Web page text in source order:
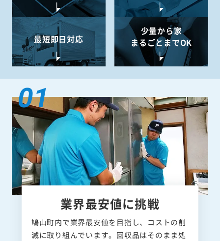
最短即日対応
少量から家
まるごとまでOK
業界最安値に挑戦
鳩山町内で業界最安値を目指し、コストの削
減に取り組んでいます。回収品はそのまま処